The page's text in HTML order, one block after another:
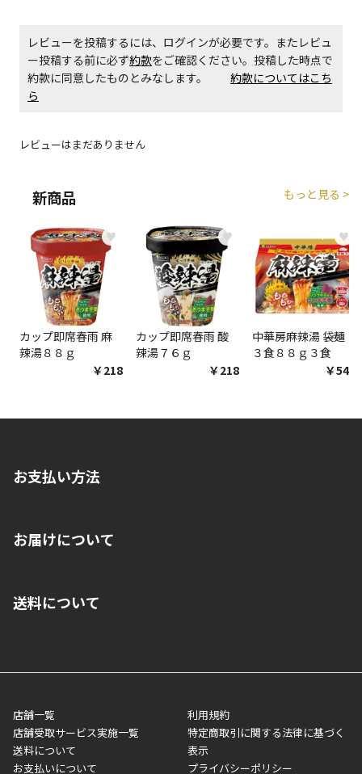
生する場合がございます。
レビューを投稿するには、ログインが必要です。またレビュ
ー投稿する前に必ず約款をご確認ください。投稿した時点で
約款に同意したものとみなします。 約款についてはこち
ら
レビューはまだありません
新商品 もっと見る >
♥
カップ即席春雨 麻
辣湯８８ｇ
￥218
♥
カップ即席春雨 酸
辣湯７６ｇ
￥218
♥
中華房麻辣湯 袋麺
３食８８ｇ３食
￥548
お支払い方法
いいただくことはできません。ご了承ください。
■代金引換(代引)※手数料がかかります
■商品によっては一部決済方法が使用できない場合がございま
す。
お届けについて
ご注文が確認出来次第、1～4営業日に発送いたします。「お取り
業日にてお引渡しとなります。(離島などの場合、例外もあります)
メーカー直送品など一部商品については、その他商品との購入に
制限がかかる場合がございます。また発送日についても、通常と
異なる場合がございます。対象商品の説明ページをご確認くださ
い。
送料について
店舗一覧
店舗受取サービス実施一覧
送料について
お支払いについて
利用規約
特定商取引に関する法律に基づく
表示
プライバシーポリシー